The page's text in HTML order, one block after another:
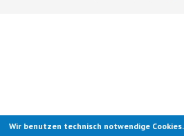
Wir benutzen technisch notwendige Cookies.